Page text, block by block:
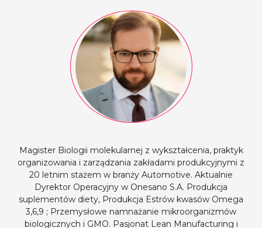
Magister Biologii molekularnej z wykształcenia, praktyk
organizowania i zarządzania zakładami produkcyjnymi z
20 letnim stażem w branży Automotive. Aktualnie
Dyrektor Operacyjny w Onesano S.A. Produkcja
suplementów diety, Produkcja Estrów kwasów Omega
3,6,9 ; Przemysłowe namnażanie mikroorganizmów
biologicznych i GMO. Pasjonat Lean Manufacturing i